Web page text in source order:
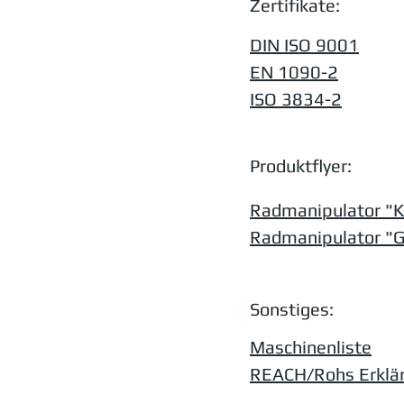
Zertifikate:
DIN ISO 9001
EN 1090-2
ISO 3834-2
Produktflyer:
Radmanipulator
Radmanipulator
Sonstiges:
Maschinenliste
REACH/Rohs